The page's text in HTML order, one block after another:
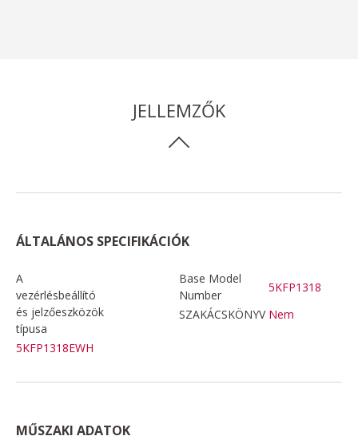
JELLEMZŐK
ÁLTALÁNOS SPECIFIKÁCIÓK
A
vezérlésbeállító
és jelzőeszközök
típusa
5KFP1318EWH
Base Model
Number
5KFP1318
SZAKÁCSKÖNYV Nem
MŰSZAKI ADATOK